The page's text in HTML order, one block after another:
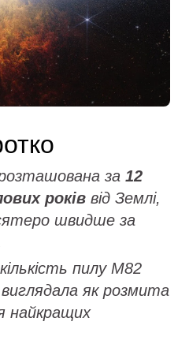
за 12
років від Землі,
швидше за
пилу M82
як розмита
найкращих